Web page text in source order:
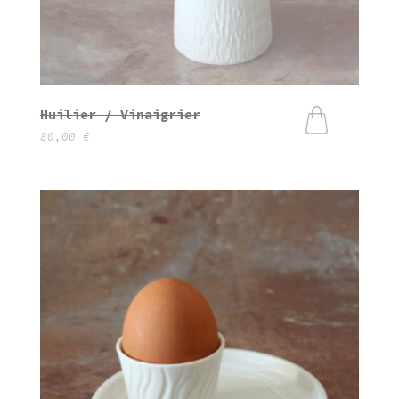
Huilier / Vinaigrier
80,00 €